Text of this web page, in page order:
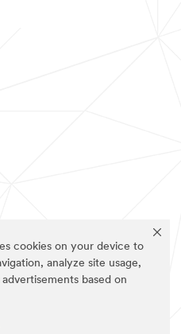
cookies on your device to
analyze site usage,
based on